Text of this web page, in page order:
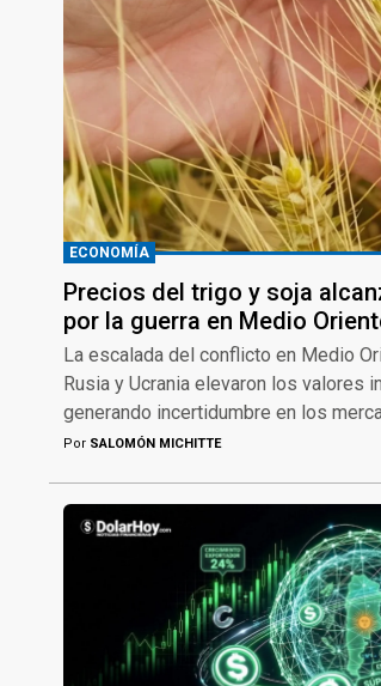
ECONOMÍA
Precios del trigo y soja
por la guerra en Medio
La escalada del conflicto en Medio
Rusia y Ucrania elevaron los valores
generando incertidumbre en los
Por SALOMÓN MICHITTE